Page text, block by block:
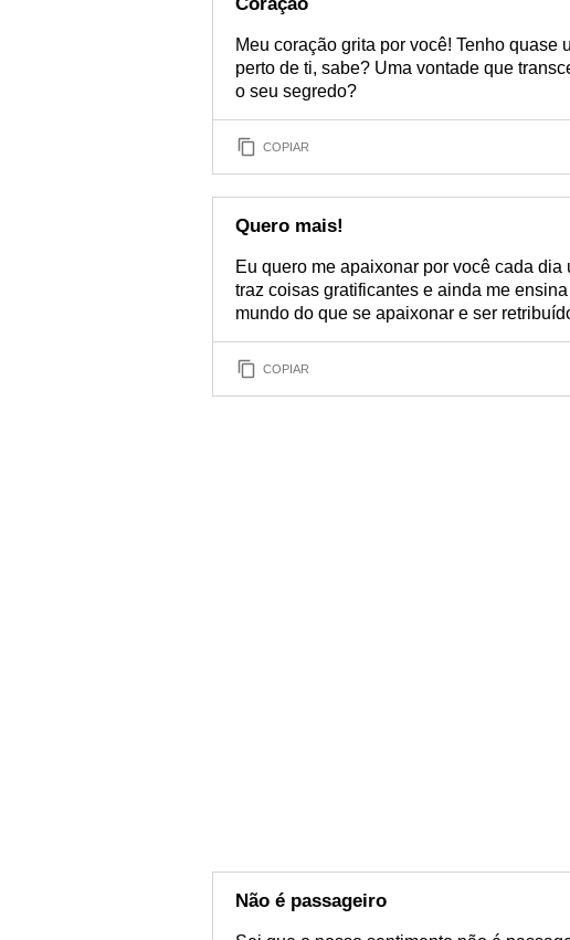
Meu coração grita por você! Tenho quase
perto de ti, sabe? Uma vontade que
o seu segredo?
COPIAR
Quero mais!
Eu quero me apaixonar por você cada
traz coisas gratificantes e ainda me
mundo do que se apaixonar e ser
COPIAR
Não é passageiro